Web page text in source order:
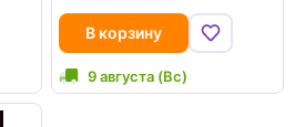
В корзину
9 августа (Вс)